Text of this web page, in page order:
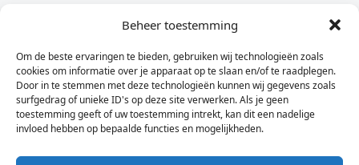
Beheer toestemming
Om de beste ervaringen te bieden, gebruiken wij technologieën zoals
cookies om informatie over je apparaat op te slaan en/of te raadplegen.
Door in te stemmen met deze technologieën kunnen wij gegevens zoals
surfgedrag of unieke ID's op deze site verwerken. Als je geen
toestemming geeft of uw toestemming intrekt, kan dit een nadelige
invloed hebben op bepaalde functies en mogelijkheden.
Dagelijks het laatste nieuws in je e-mail?
Vul
hier
je
e-
mailadres
in
Sign Up